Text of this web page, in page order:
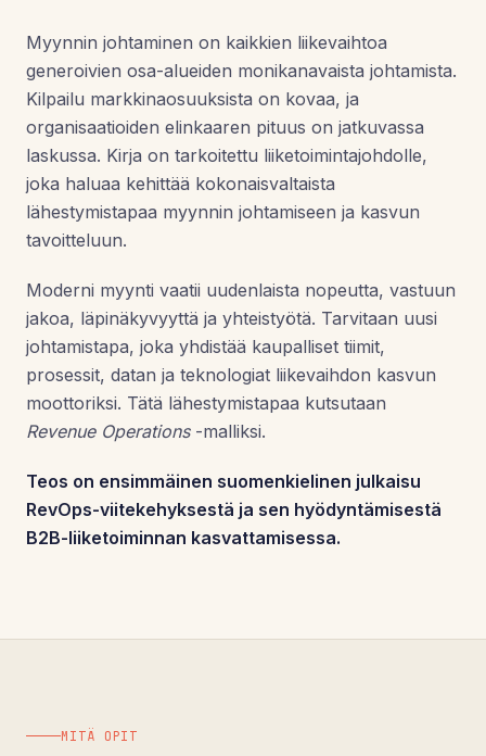
Myynnin johtaminen on kaikkien liikevaihtoa
generoivien osa-alueiden monikanavaista johtamista.
Kilpailu markkinaosuuksista on kovaa, ja
organisaatioiden elinkaaren pituus on jatkuvassa
laskussa. Kirja on tarkoitettu liiketoimintajohdolle,
joka haluaa kehittää kokonaisvaltaista
lähestymistapaa myynnin johtamiseen ja kasvun
tavoitteluun.
Moderni myynti vaatii uudenlaista nopeutta, vastuun
jakoa, läpinäkyvyyttä ja yhteistyötä. Tarvitaan uusi
johtamistapa, joka yhdistää kaupalliset tiimit,
prosessit, datan ja teknologiat liikevaihdon kasvun
moottoriksi. Tätä lähestymistapaa kutsutaan
Revenue Operations-malliksi.
Teos on ensimmäinen suomenkielinen julkaisu
RevOps-viitekehyksestä ja sen hyödyntämisestä
B2B-liiketoiminnan kasvattamisessa.
MITÄ OPIT